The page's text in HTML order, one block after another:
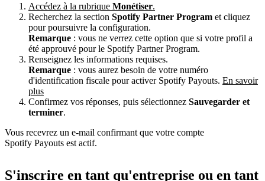
Accédez à la rubrique Monétiser.
Recherchez la section Spotify Partner Program et cliquez
pour poursuivre la configuration.
Remarque : vous ne verrez cette option que si votre profil a
été approuvé pour le Spotify Partner Program.
Renseignez les informations requises.
Remarque : vous aurez besoin de votre numéro
d'identification fiscale pour activer Spotify Payouts. En savoir
plus
Confirmez vos réponses, puis sélectionnez Sauvegarder et
terminer.
Vous recevrez un e-mail confirmant que votre compte
Spotify Payouts est actif.
S'inscrire en tant qu'entreprise ou en tant